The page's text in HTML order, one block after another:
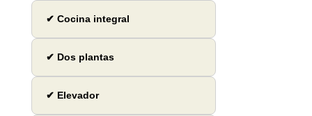
✔ Cocina integral
✔ Dos plantas
✔ Elevador